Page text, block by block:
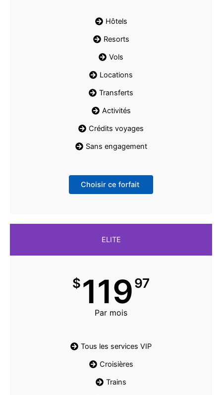
Hôtels
Resorts
Vols
Locations
Transferts
Activités
Crédits voyages
Sans engagement
Choisir ce forfait
ELITE
$11997
Par mois
Tous les services VIP
Croisières
Trains